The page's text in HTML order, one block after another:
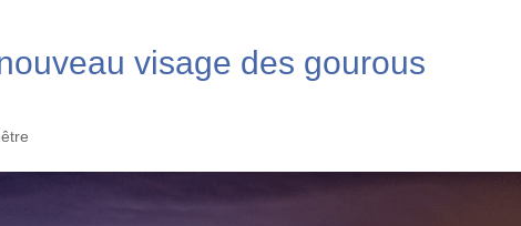
visage des gourous